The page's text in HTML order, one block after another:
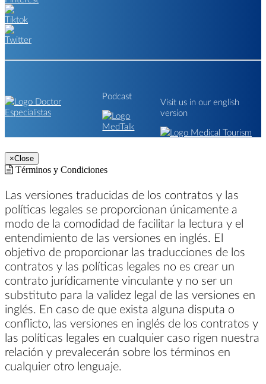
Podcast
Visit us in our english
version
×Close
Términos y Condiciones
Las versiones traducidas de los contratos y las
políticas legales se proporcionan únicamente a
modo de la comodidad de facilitar la lectura y el
entendimiento de las versiones en inglés. El
objetivo de proporcionar las traducciones de los
contratos y las políticas legales no es crear un
contrato jurídicamente vinculante y no ser un
substituto para la validez legal de las versiones en
inglés. En caso de que exista alguna disputa o
conflicto, las versiones en inglés de los contratos y
las políticas legales en cualquier caso rigen nuestra
relación y prevalecerán sobre los términos en
cualquier otro lenguaje.